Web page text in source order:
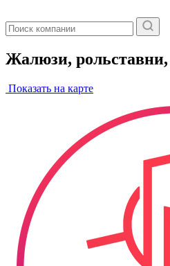
Жалюзи,
Показать на карте